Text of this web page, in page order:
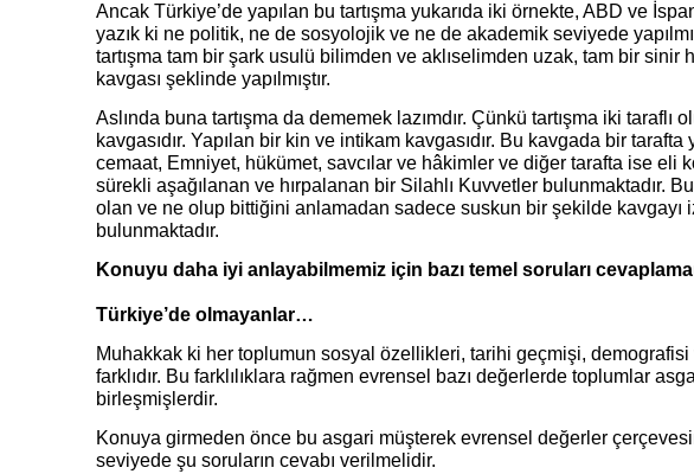
Ancak Türkiye’de yapılan bu tartışma yukarıda iki örnekte, ABD ve
yazık ki ne politik, ne de sosyolojik ve ne de akademik seviyede
tartışma tam bir şark usulü bilimden ve aklıselimden uzak, tam bir sinir
kavgası şeklinde yapılmıştır.
Aslında buna tartışma da dememek lazımdır. Çünkü tartışma iki taraflı
kavgasıdır. Yapılan bir kin ve intikam kavgasıdır. Bu kavgada bir tarafta
cemaat, Emniyet, hükümet, savcılar ve hâkimler ve diğer tarafta ise eli
sürekli aşağılanan ve hırpalanan bir Silahlı Kuvvetler bulunmaktadır.
olan ve ne olup bittiğini anlamadan sadece suskun bir şekilde kavgayı
bulunmaktadır.
Konuyu daha iyi anlayabilmemiz için bazı temel soruları
Türkiye’de olmayanlar…
Muhakkak ki her toplumun sosyal özellikleri, tarihi geçmişi, demografisi
farklıdır. Bu farklılıklara rağmen evrensel bazı değerlerde toplumlar
birleşmişlerdir.
Konuya girmeden önce bu asgari müşterek evrensel değerler
seviyede şu soruların cevabı verilmelidir.